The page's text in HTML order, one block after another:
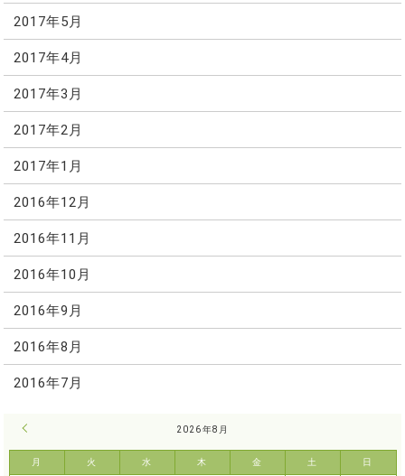
2017年5月
2017年4月
2017年3月
2017年2月
2017年1月
2016年12月
2016年11月
2016年10月
2016年9月
2016年8月
2016年7月
2026年8月
月 火 水 木 金 土 日